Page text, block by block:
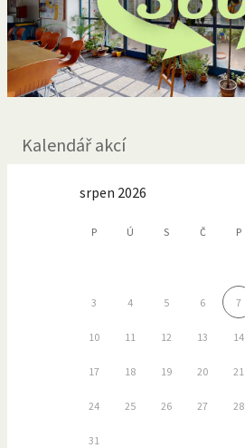
Kalendář akcí
srpen 2026
P Ú S Č P
3 4 5 6 7
10 11 12 13 14
17 18 19 20 21
24 25 26 27 28
31